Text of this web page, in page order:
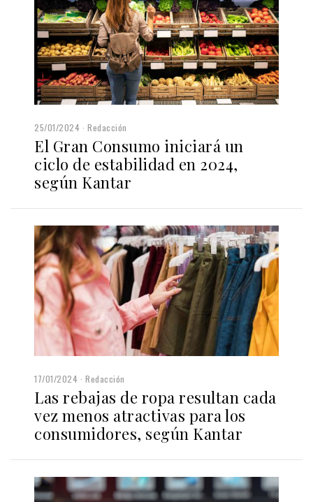
25/01/2024 Redacción
El Gran Consumo iniciará un
ciclo de estabilidad en 2024,
según Kantar
17/01/2024 Redacción
Las rebajas de ropa resultan cada
vez menos atractivas para los
consumidores, según Kantar